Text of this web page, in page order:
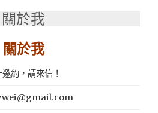
間：
關於我
關於我
約，請來信！